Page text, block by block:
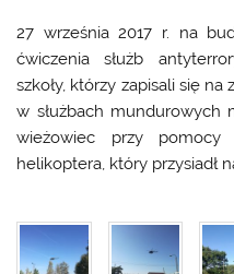
27 września 2017 r. na
ćwiczenia służb
szkoły, którzy zapisali się
w służbach mundurowych
wieżowiec przy
helikoptera, który przysiadł